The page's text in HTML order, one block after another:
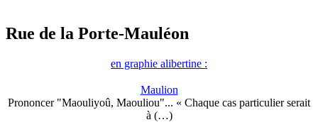
Rue de la Porte-Mauléon
en graphie alibertine :
Maulion
Prononcer "Maouliyoû, Maouliou"... « Chaque cas particulier serait
à (…)